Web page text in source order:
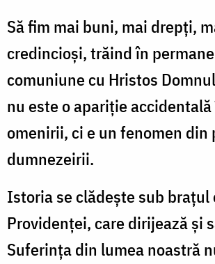
Să fim mai buni, mai drepţi,
credincioşi, trăind în
comuniune cu Hristos
nu este o apariţie
omenirii, ci e un fenomen din
dumnezeirii.
Istoria se clădeşte sub
Providenţei, care dirijează şi
Suferinţa din lumea noastră